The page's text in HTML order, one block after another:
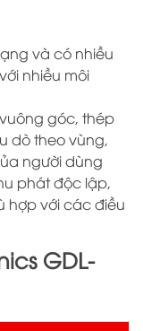
và có nhiều
nhiều môi
góc, thép
dò theo vùng,
người dùng
phát độc lập,
hợp với các điều
GDL-